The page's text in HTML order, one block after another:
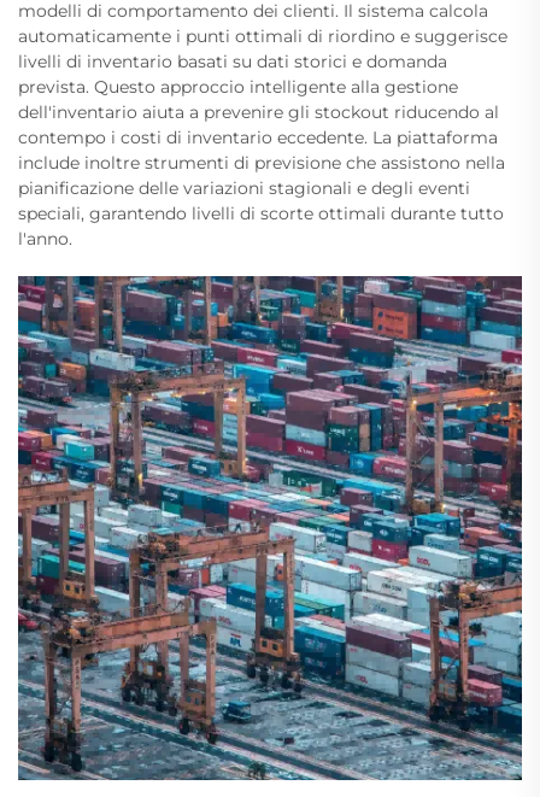
modelli di comportamento dei clienti. Il sistema calcola
automaticamente i punti ottimali di riordino e suggerisce
livelli di inventario basati su dati storici e domanda
prevista. Questo approccio intelligente alla gestione
dell'inventario aiuta a prevenire gli stockout riducendo al
contempo i costi di inventario eccedente. La piattaforma
include inoltre strumenti di previsione che assistono nella
pianificazione delle variazioni stagionali e degli eventi
speciali, garantendo livelli di scorte ottimali durante tutto
l'anno.